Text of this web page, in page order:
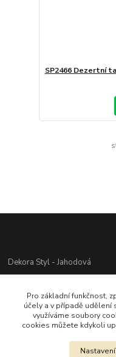
SP2466 Dezertní
Dekora Styl - Jahodová
721312944
info@zbozi-darky.cz
Pro základní funkčnost,
účely a v případě udělení
využíváme soubory
cookies můžete kdykoli
Nastavení